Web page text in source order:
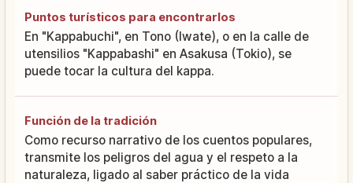
Puntos turísticos para encontrarlos
En "Kappabuchi", en Tono (Iwate), o en la calle de
utensilios "Kappabashi" en Asakusa (Tokio), se
puede tocar la cultura del kappa.
Función de la tradición
Como recurso narrativo de los cuentos populares,
transmite los peligros del agua y el respeto a la
naturaleza, ligado al saber práctico de la vida